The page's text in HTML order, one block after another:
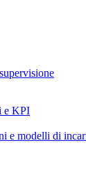
e KPI
e modelli di